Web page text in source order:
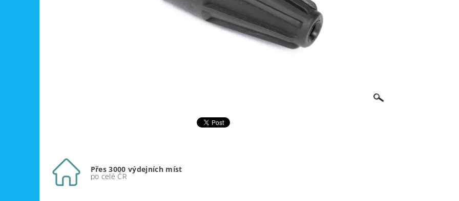
Přes 3000 výdejních míst
po celé ČR